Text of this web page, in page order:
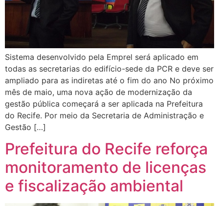
Sistema desenvolvido pela Emprel será aplicado em
todas as secretarias do edifício-sede da PCR e deve ser
ampliado para as indiretas até o fim do ano No próximo
mês de maio, uma nova ação de modernização da
gestão pública começará a ser aplicada na Prefeitura
do Recife. Por meio da Secretaria de Administração e
Gestão […]
Prefeitura do Recife reforça
monitoramento de licenças
e fiscalização ambiental